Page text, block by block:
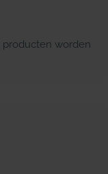
producten worden